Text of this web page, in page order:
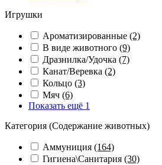
Игрушки
Ароматизированные (2)
В виде животного (9)
Дразнилка/Удочка (7)
Канат/Веревка (2)
Кольцо (3)
Мяч (6)
Показать ещё 1
Категория (Содержание животных)
Аммуниция (164)
Гигиена\Санитария (30)